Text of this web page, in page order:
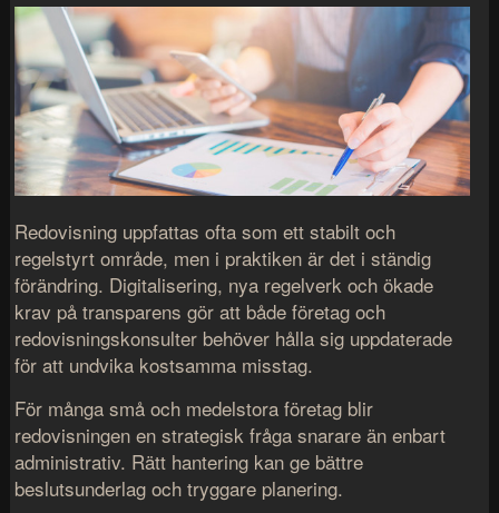
Redovisning uppfattas ofta som ett stabilt och
regelstyrt område, men i praktiken är det i ständig
förändring. Digitalisering, nya regelverk och ökade
krav på transparens gör att både företag och
redovisningskonsulter behöver hålla sig uppdaterade
för att undvika kostsamma misstag.
För många små och medelstora företag blir
redovisningen en strategisk fråga snarare än enbart
administrativ. Rätt hantering kan ge bättre
beslutsunderlag och tryggare planering.